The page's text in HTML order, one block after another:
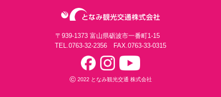
〒939-1373 富山県砺波市一番町1-15
TEL.0763-32-2356 FAX.0763-33-0315
©2022 となみ観光交通 株式会社